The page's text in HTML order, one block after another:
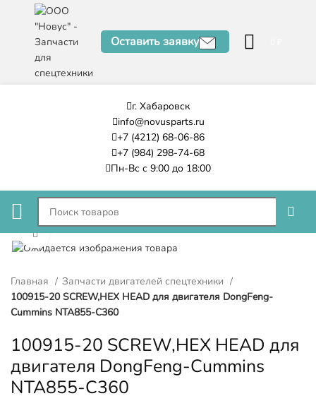
Оставить заявку
г. Хабаровск
info@novusparts.ru
+7 (4212) 68-06-86
+7 (984) 298-74-68
Пн-Вс с 9:00 до 18:00
Нажмите, чтобы увеличить
Главная
Запчасти двигателей спецтехники
100915-20 SCREW,HEX HEAD для двигателя DongFeng-
Cummins NTA855-C360
100915-20 SCREW,HEX HEAD для
двигателя DongFeng-Cummins
NTA855-C360